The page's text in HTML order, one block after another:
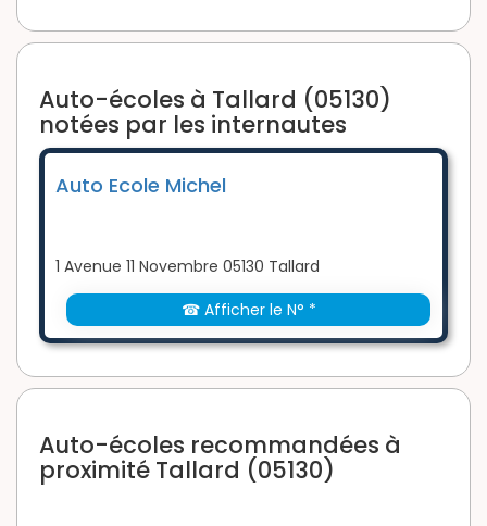
Auto-écoles à Tallard (05130)
notées par les internautes
Auto Ecole Michel
1 Avenue 11 Novembre 05130 Tallard
☎ Afficher le N° *
Auto-écoles recommandées à
proximité Tallard (05130)